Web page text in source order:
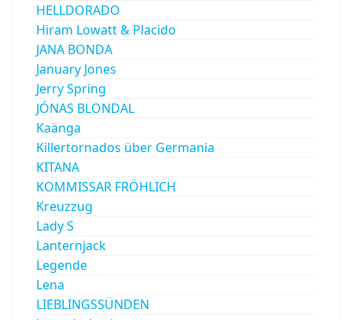
HELLDORADO
Hiram Lowatt & Placido
JANA BONDA
January Jones
Jerry Spring
JÓNAS BLONDAL
Kaänga
Killertornados über Germania
KITANA
KOMMISSAR FRÖHLICH
Kreuzzug
Lady S
Lanternjack
Legende
Lena
LIEBLINGSSÜNDEN